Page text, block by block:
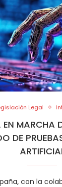
Legal
EN MARCHA
DE
con la